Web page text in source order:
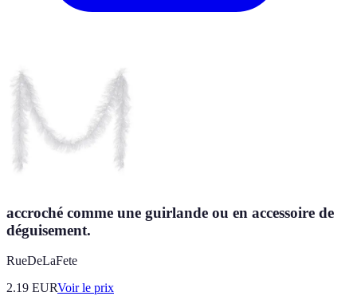
accroché comme une guirlande ou en accessoire de
déguisement.
RueDeLaFete
2.19 EURVoir le prix